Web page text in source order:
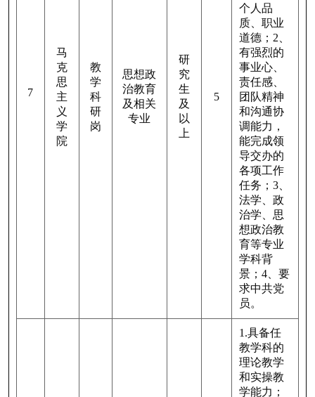
7
马
克
思
主
义
学
院
教
学
科
研
岗
思想政
治教育
及相关
专业
研
究
生
及
以
上
5
个人品
质、职业
道德； 2
有强烈的
事业心、
责任感、
团队精神
和沟通协
调能力，
能完成领
导交办的
各项工作
任务； 3、
法学、政
治学、思
想政治教
育等专业
学科背
景； 4、要
求中共党
员。
1.具备任
教学科的
理论教学
和实操教
学能力；